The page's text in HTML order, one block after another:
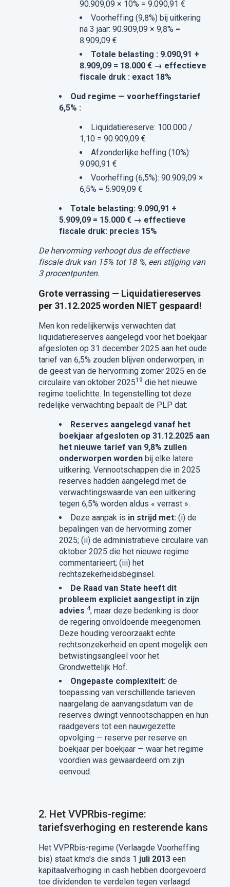
90.909,09 × 10% = 9.090,91 €
Voorheffing (9,8%) bij uitkering
na 3 jaar: 90.909,09 × 9,8% =
8.909,09 €
Totale belasting : 9.090,91 +
8.909,09 = 18.000 € → effectieve
fiscale druk : exact 18%
Oud regime — voorheffingstarief
6,5% :
Liquidatiereserve: 100.000 /
1,10 = 90.909,09 €
Afzonderlijke heffing (10%):
9.090,91 €
Voorheffing (6,5%): 90.909,09 ×
6,5% = 5.909,09 €
Totale belasting: 9.090,91 +
5.909,09 = 15.000 € → effectieve
fiscale druk: precies 15%
De hervorming verhoogt dus de effectieve
fiscale druk van 15% tot 18 %, een stijging van
3 procentpunten.
Grote verrassing — Liquidatiereserves
per 31.12.2025 worden NIET gespaard!
Men kon redelijkerwijs verwachten dat
liquidatiereserves aangelegd voor het boekjaar
afgesloten op 31 december 2025 aan het oude
tarief van 6,5% zouden blijven onderworpen, in
de geest van de hervorming zomer 2025 en de
circulaire van oktober 202519 die het nieuwe
regime toelichtte. In tegenstelling tot deze
redelijke verwachting bepaalt de PLP dat:
Reserves aangelegd vanaf het
boekjaar afgesloten op 31.12.2025 aan
het nieuwe tarief van 9,8% zullen
onderworpen wordenbij elke latere
uitkering. Vennootschappen die in 2025
reserves hadden aangelegd met de
verwachtingswaarde van een uitkering
tegen 6,5% worden aldus « verrast ».
Deze aanpak is in strijd met: (i) de
bepalingen van de hervorming zomer
2025; (ii) de administratieve circulaire van
oktober 2025 die het nieuwe regime
commentarieert; (iii) het
rechtszekerheidsbeginsel.
De Raad van State heeft dit
probleem expliciet aangestipt in zijn
advies 4, maar deze bedenking is door
de regering onvoldoende meegenomen.
Deze houding veroorzaakt echte
rechtsonzekerheid en opent mogelijk een
betwistingsangleel voor het
Grondwettelijk Hof.
Ongepaste complexiteit: de
toepassing van verschillende tarieven
naargelang de aanvangsdatum van de
reserves dwingt vennootschappen en hun
raadgevers tot een nauwgezette
opvolging — reserve per reserve en
boekjaar per boekjaar — waar het regime
voordien was gewaardeerd om zijn
eenvoud.
2. Het VVPRbis-regime:
tariefsverhoging en resterende kans
Het VVPRbis-regime (Verlaagde Voorheffing
bis) staat kmo’s die sinds 1 juli 2013een
kapitaalverhoging in cash hebben doorgevoerd
toe dividenden te verdelen tegen verlaagd